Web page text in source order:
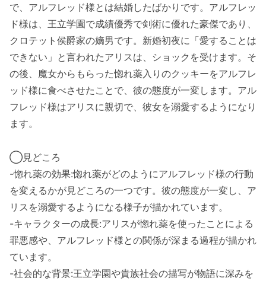
で、アルフレッド様とは結婚したばかりです。アルフレッ
ド様は、王立学園で成績優秀で剣術に優れた豪傑であり、
クロテット侯爵家の嫡男です。新婚初夜に「愛することは
できない」と言われたアリスは、ショックを受けます。そ
の後、魔女からもらった惚れ薬入りのクッキーをアルフレ
ッド様に食べさせたことで、彼の態度が一変します。アル
フレッド様はアリスに親切で、彼女を溺愛するようになり
ます。
◯見どころ
-惚れ薬の効果:惚れ薬がどのようにアルフレッド様の行動
を変えるかが見どころの一つです。彼の態度が一変し、ア
リスを溺愛するようになる様子が描かれています。
-キャラクターの成長:アリスが惚れ薬を使ったことによる
罪悪感や、アルフレッド様との関係が深まる過程が描かれ
ています。
-社会的な背景:王立学園や貴族社会の描写が物語に深みを